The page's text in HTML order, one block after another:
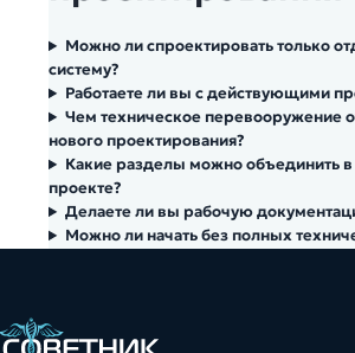
Можно ли спроектировать только
систему?
Работаете ли вы с действующими
Чем техническое перевооружение
нового проектирования?
Какие разделы можно объединить
проекте?
Делаете ли вы рабочую
Можно ли начать без полных